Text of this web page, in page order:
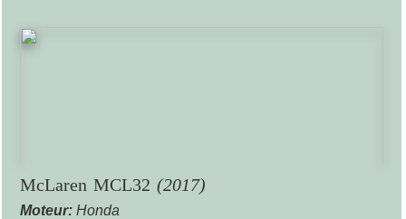
McLaren MCL32 (2017)
Moteur: Honda